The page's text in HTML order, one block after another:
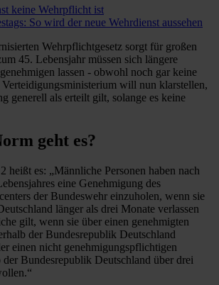
keine Wehrpflicht ist
So wird der neue Wehrdienst aussehen
Wehrpflichtgesetz sorgt für großen
45. Lebensjahr müssen sich längere
lassen - obwohl noch gar keine
will nun klarstellen,
generell als erteilt gilt, solange es keine
geht es?
heißt es: „Männliche Personen haben nach
eine Genehmigung des
der Bundeswehr einzuholen, wenn sie
länger als drei Monate verlassen
gilt, wenn sie über einen genehmigten
der Bundesrepublik Deutschland
einen nicht genehmigungspflichtigen
Bundesrepublik Deutschland über drei